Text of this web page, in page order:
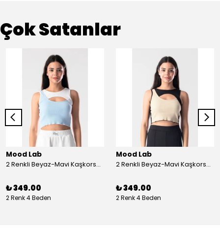
Çok Satanlar
Mood Lab
2 Renkli Beyaz-Mavi Kaşkorse Asimetrik Crop Atlet Bluz Top - beyaz-mavi
₺ 349.00
2 Renk 4 Beden
Mood Lab
2 Renkli Beyaz-Mavi Kaşkorse Asimetrik Crop Atlet Bluz Top - siyah-bej
₺ 349.00
2 Renk 4 Beden